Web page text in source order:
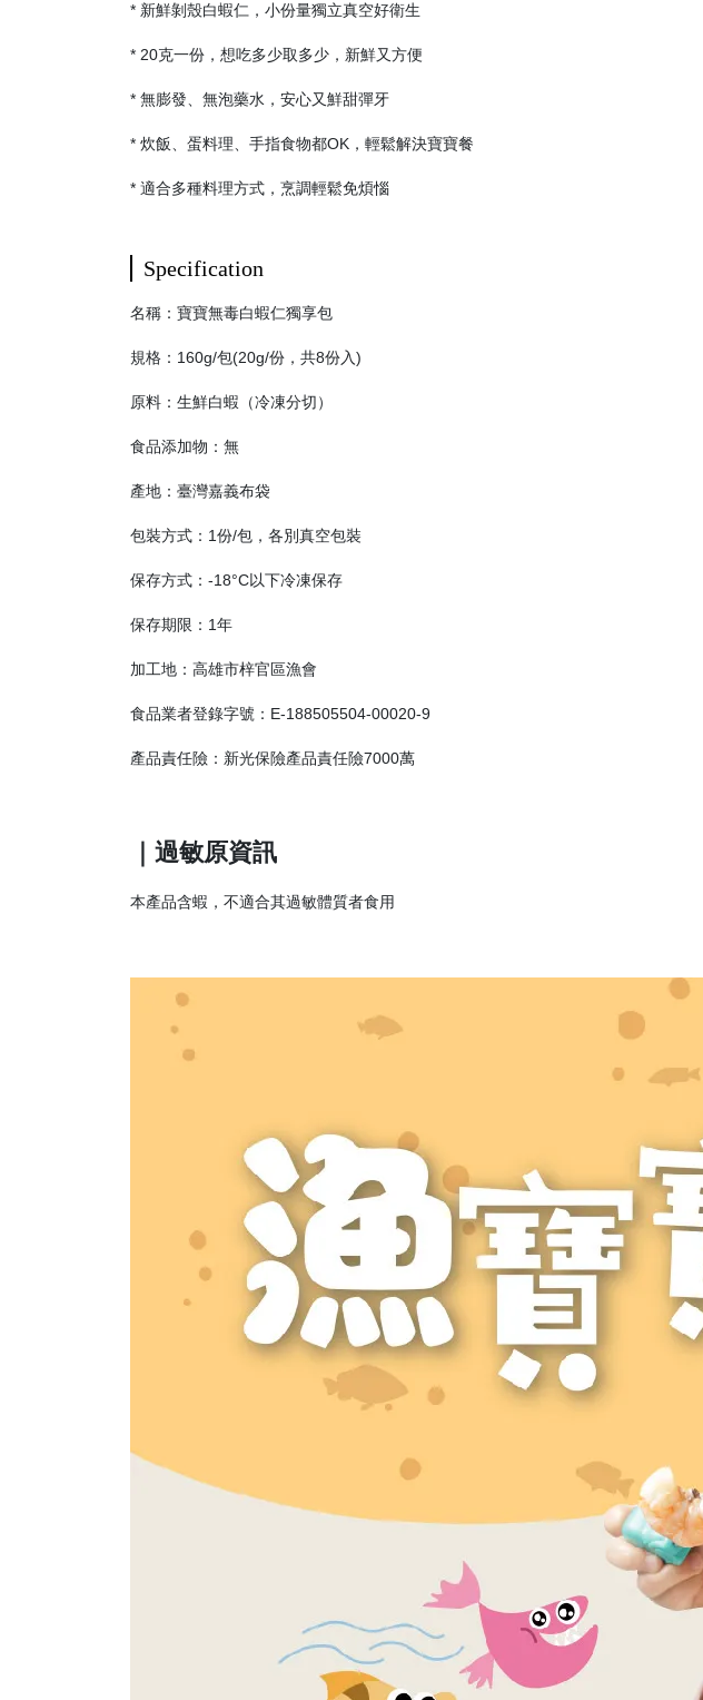
* 新鮮剝殼白蝦仁，小份量獨立真空好衛生
* 20克一份，想吃多少取多少，新鮮又方便
* 無膨發、無泡藥水，安心又鮮甜彈牙
* 炊飯、蛋料理、手指食物都OK，輕鬆解決寶寶餐
* 適合多種料理方式，烹調輕鬆免煩惱
Specification
名稱：寶寶無毒白蝦仁獨享包
規格：160g/包(20g/份，共8份入)
原料：生鮮白蝦（冷凍分切）
食品添加物：無
產地：臺灣嘉義布袋
包裝方式：1份/包，各別真空包裝
保存方式：-18°C以下冷凍保存
保存期限：1年
加工地：高雄市梓官區漁會
食品業者登錄字號：E-188505504-00020-9
產品責任險：新光保險產品責任險7000萬
｜過敏原資訊
本產品含蝦，不適合其過敏體質者食用